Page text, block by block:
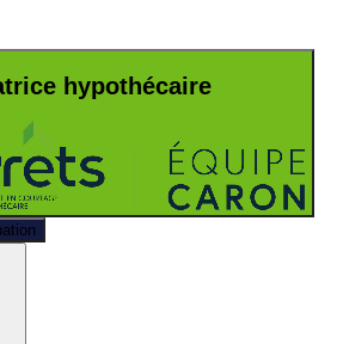
hypothécaire